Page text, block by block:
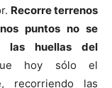
Recorre terrenos
puntos no se
las huellas del
hoy sólo el
recorriendo las